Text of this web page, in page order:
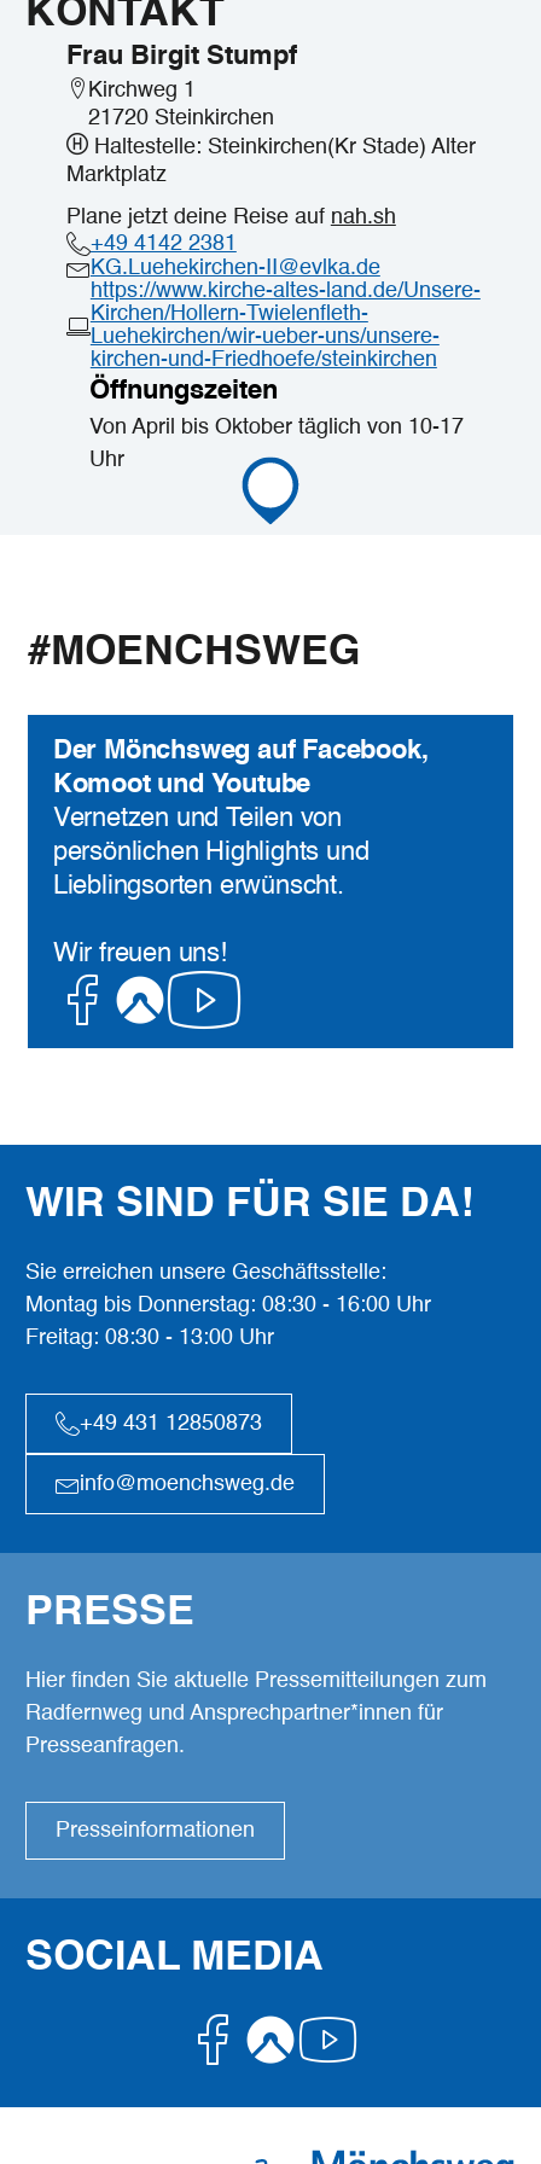
KONTAKT
Frau Birgit Stumpf
Kirchweg 1
21720 Steinkirchen
Haltestelle: Steinkirchen(Kr Stade) Alter
Marktplatz
Plane jetzt deine Reise auf nah.sh
+49 4142 2381
KG.Luehekirchen-II@evlka.de
https://www.kirche-altes-land.de/Unsere-
Kirchen/Hollern-Twielenfleth-
Luehekirchen/wir-ueber-uns/unsere-
kirchen-und-Friedhoefe/steinkirchen
Öffnungszeiten
Von April bis Oktober täglich von 10-17
Uhr
#MOENCHSWEG
Der Mönchsweg auf Facebook,
Komoot und Youtube
Vernetzen und Teilen von
persönlichen Highlights und
Lieblingsorten erwünscht.
Wir freuen uns!
Facebook
KomootYoutube
WIR SIND FÜR SIE DA!
Sie erreichen unsere Geschäftsstelle:
Montag bis Donnerstag: 08:30 - 16:00 Uhr
Freitag: 08:30 - 13:00 Uhr
+49 431 12850873
info@moenchsweg.de
PRESSE
Hier finden Sie aktuelle Pressemitteilungen zum
Radfernweg und Ansprechpartner*innen für
Presseanfragen.
Presseinformationen
SOCIAL MEDIA
Facebook
Komoot
Youtube